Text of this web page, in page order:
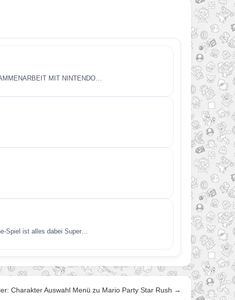
MIT NINTENDO…
Spiel ist alles dabei Super…
Charakter Auswahl Menü zu Mario Party Star Rush →